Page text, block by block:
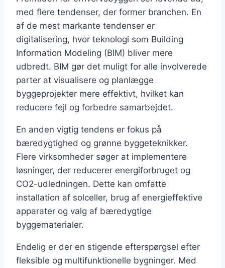
med flere tendenser, der former branchen. En
af de mest markante tendenser er
digitalisering, hvor teknologi som Building
Information Modeling (BIM) bliver mere
udbredt. BIM gør det muligt for alle involverede
parter at visualisere og planlægge
byggeprojekter mere effektivt, hvilket kan
reducere fejl og forbedre samarbejdet.
En anden vigtig tendens er fokus på
bæredygtighed og grønne byggeteknikker.
Flere virksomheder søger at implementere
løsninger, der reducerer energiforbruget og
CO2-udledningen. Dette kan omfatte
installation af solceller, brug af energieffektive
apparater og valg af bæredygtige
byggematerialer.
Endelig er der en stigende efterspørgsel efter
fleksible og multifunktionelle bygninger. Med